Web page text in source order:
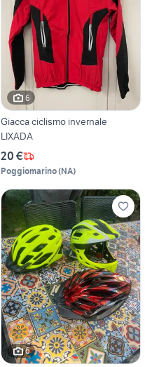
6
Giacca ciclismo invernale
LIXADA
20 €
Poggiomarino(NA)
6